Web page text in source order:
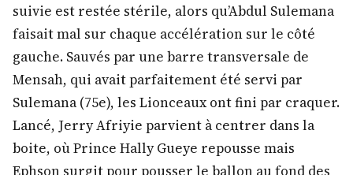
suivie est restée stérile, alors qu’Abdul Sulemana
faisait mal sur chaque accélération sur le côté
gauche. Sauvés par une barre transversale de
Mensah, qui avait parfaitement été servi par
Sulemana (75e), les Lionceaux ont fini par craquer.
Lancé, Jerry Afriyie parvient à centrer dans la
boite, où Prince Hally Gueye repousse mais
Ephson surgit pour pousser le ballon au fond des